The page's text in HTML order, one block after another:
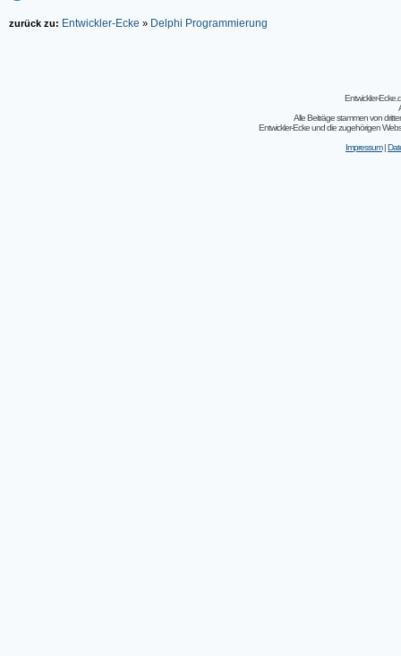
zurück zu: Entwickler-Ecke » Delphi Programmierung
Entwickler-
Alle Beiträge stammen von
Entwickler-Ecke und die zugehörigen
Impressum|